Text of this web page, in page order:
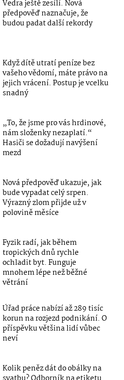
Vedra ještě zesílí. Nová
předpověď naznačuje, že
budou padat další rekordy
Když dítě utratí peníze bez
vašeho vědomí, máte právo na
jejich vrácení. Postup je vcelku
snadný
„To, že jsme pro vás hrdinové,
nám složenky nezaplatí.“
Hasiči se dožadují navýšení
mezd
Nová předpověď ukazuje, jak
bude vypadat celý srpen.
Výrazný zlom přijde už v
polovině měsíce
Fyzik radí, jak během
tropických dnů rychle
ochladit byt. Funguje
mnohem lépe než běžné
větrání
Úřad práce nabízí až 289 tisíc
korun na rozjezd podnikání. O
příspěvku většina lidí vůbec
neví
Kolik peněz dát do obálky na